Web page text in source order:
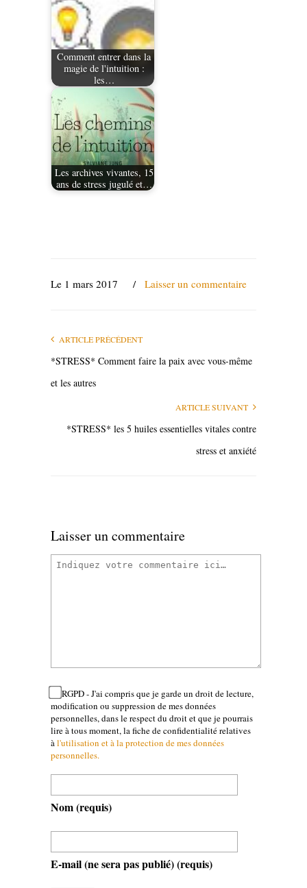
Comment entrer dans la
magie de l'intuition :
les…
Les archives vivantes, 15
ans de stress jugulé et…
Le 1 mars 2017 / Laisser un commentaire
ARTICLE PRÉCÉDENT
*STRESS* Comment faire la paix avec vous-même
et les autres
ARTICLE SUIVANT
*STRESS* les 5 huiles essentielles vitales contre
stress et anxiété
Laisser un commentaire
RGPD - J'ai compris que je garde un droit de lecture,
modification ou suppression de mes données
personnelles, dans le respect du droit et que je pourrais
lire à tous moment, la fiche de confidentialité relatives
àl'utilisation et à la protection de mes données
personnelles.
Nom(requis)
E-mail (ne sera pas publié)(requis)